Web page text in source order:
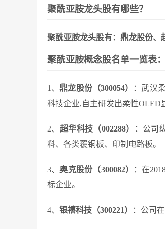
聚酰亚胺龙头股有哪些？
聚酰亚胺龙头股有：鼎龙股份、
聚酰亚胺概念股名单一览表：
1、鼎龙股份（300054）
：武汉
科技企业,自主研发出柔性OLED
2、 超华科技（002288）
：公司
料、各类覆铜板、印制电路板。
3、 奥克股份（300082）
：在
标企业。
4、 银禧科技（300221） ：公司